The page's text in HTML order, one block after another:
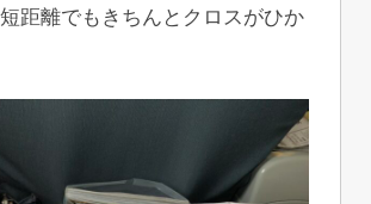
距離でもきちんとクロスがひか